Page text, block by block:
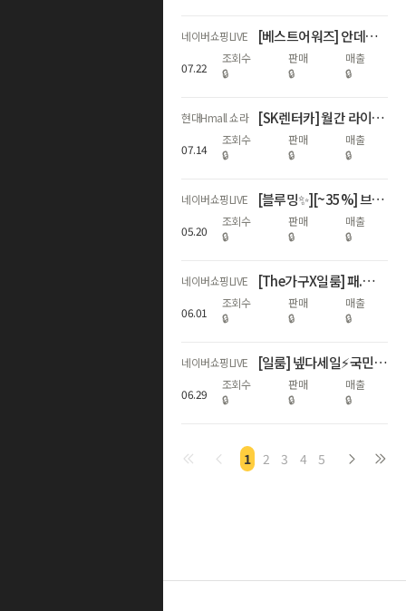
네이버쇼핑LIVE [베스트어워즈] 안데르센 LIVE
07.22
조회수
🔒
판매
🔒
매출
🔒
현대Hmall 쇼라 [SK렌터카] 월간 라이브🩷 첫달 렌탈료 무료 혜택
07.14
조회수
🔒
판매
🔒
매출
🔒
네이버쇼핑LIVE [블루밍✨][~35%] 브리오신 주방세제 LIVE 단독+수세미 증정🔥
05.20
조회수
🔒
판매
🔒
매출
🔒
네이버쇼핑LIVE [The가구X일룸] 패.패.페 최대 혜택🔥쿠시노 코지로 아이방 고민끝
06.01
조회수
🔒
판매
🔒
매출
🔒
네이버쇼핑LIVE [일룸] 넾다세일⚡국민 아기침대 쿠시노 코지 & 쿠시노 룸세트 ~22%
06.29
조회수
🔒
판매
🔒
매출
🔒
1 2 3 4 5